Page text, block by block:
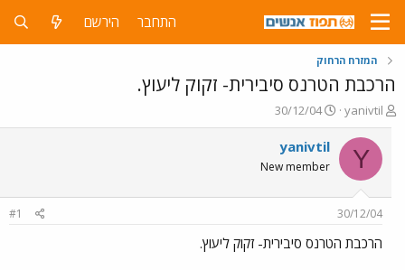
התחבר הירשם
המזרח הרחוק
הרכבת הטרנס סיבירית- זקוק ליעוץ.
פ
ו
ת
ח
ה
ש
א
yanivtil
פ
ו
ר
ם
ר
30/12/04
Y
yanivtil
New member
30/12/04
#1
הרכבת הטרנס סיבירית- זקוק ליעוץ.